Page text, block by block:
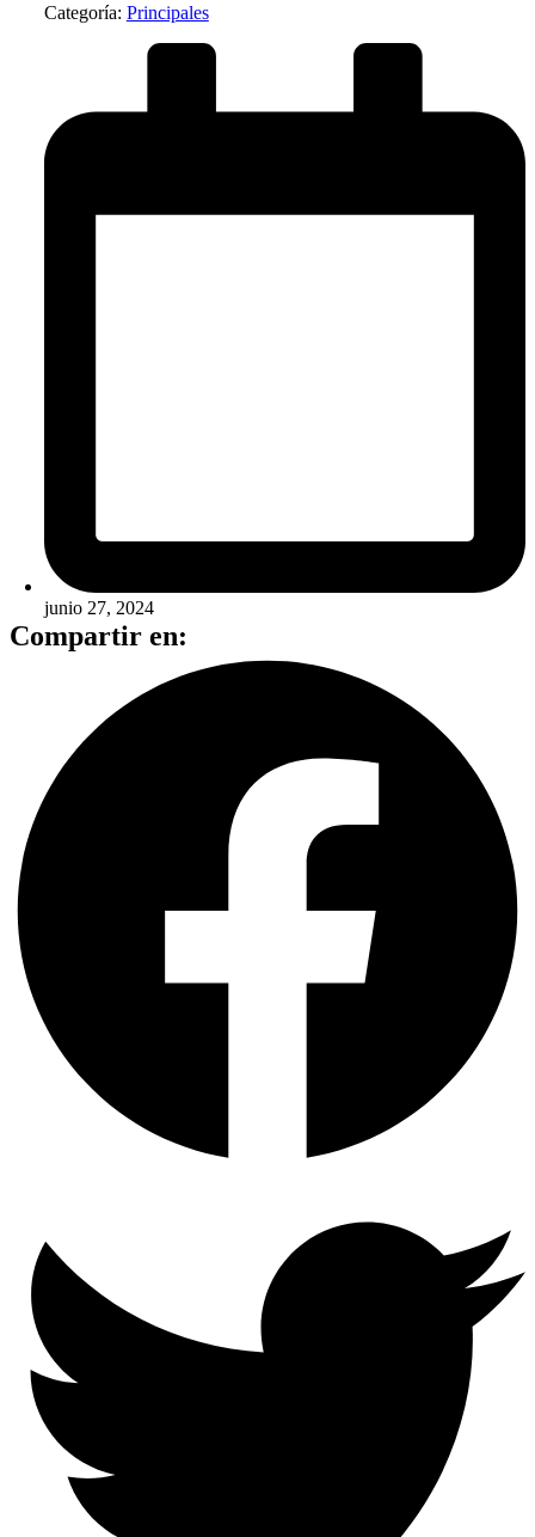
Categoría: Principales
junio 27, 2024
Compartir en: